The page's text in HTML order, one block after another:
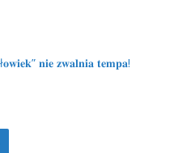
𝐧𝐢𝐞 𝐳𝐰𝐚𝐥𝐧𝐢𝐚 𝐭𝐞𝐦𝐩𝐚!